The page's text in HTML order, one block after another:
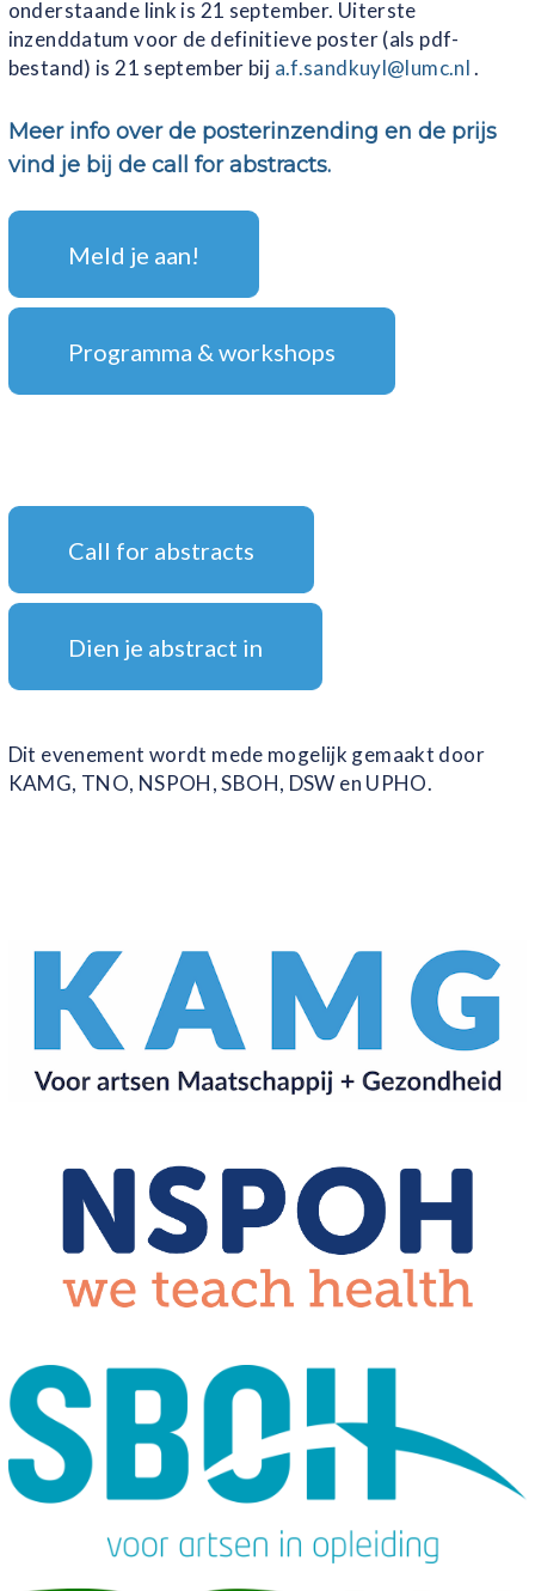
onderstaande link is 21 september. Uiterste
inzenddatum voor de definitieve poster (als pdf-
bestand) is 21 september bij a.f.sandkuyl@lumc.nl.
Meer info over de posterinzending en de prijs
vind je bij de call for abstracts.
Meld je aan!
Programma & workshops
Call for abstracts
Dien je abstract in
Dit evenement wordt mede mogelijk gemaakt door
KAMG, TNO, NSPOH, SBOH, DSW en UPHO.